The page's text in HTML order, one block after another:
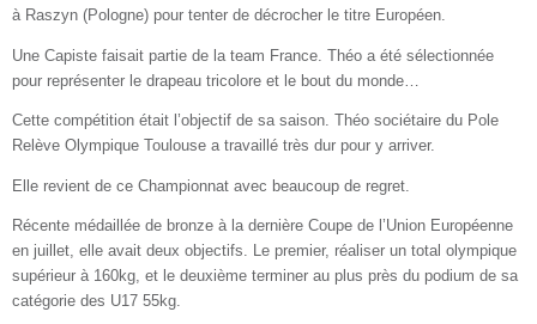
à Raszyn (Pologne) pour tenter de décrocher le titre Européen.
Une Capiste faisait partie de la team France. Théo a été sélectionnée
pour représenter le drapeau tricolore et le bout du monde…
Cette compétition était l’objectif de sa saison. Théo sociétaire du Pole
Relève Olympique Toulouse a travaillé très dur pour y arriver.
Elle revient de ce Championnat avec beaucoup de regret.
Récente médaillée de bronze à la dernière Coupe de l’Union Européenne
en juillet, elle avait deux objectifs. Le premier, réaliser un total olympique
supérieur à 160kg, et le deuxième terminer au plus près du podium de sa
catégorie des U17 55kg.